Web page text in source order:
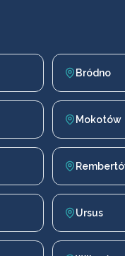
Bródno
Mokotów
Ursus